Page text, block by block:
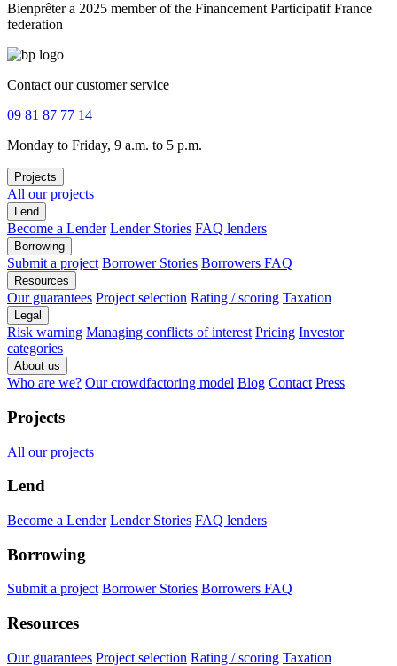
Bienprêter a 2025 member of the Financement Participatif France
federation
Contact our customer service
09 81 87 77 14
Monday to Friday, 9 a.m. to 5 p.m.
Projects
All our projects
Lend
Become a Lender Lender Stories FAQ lenders
Borrowing
Submit a project Borrower Stories Borrowers FAQ
Resources
Our guarantees Project selection Rating / scoring Taxation
Legal
Risk warning Managing conflicts of interest Pricing Investor
categories
About us
Who are we? Our crowdfactoring model Blog Contact Press
Projects
All our projects
Lend
Become a Lender Lender Stories FAQ lenders
Borrowing
Submit a project Borrower Stories Borrowers FAQ
Resources
Our guarantees Project selection Rating / scoring Taxation